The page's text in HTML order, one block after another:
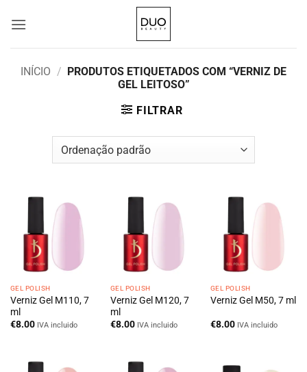
INÍCIO / PRODUTOS ETIQUETADOS COM “VERNIZ DE
GEL LEITOSO”
FILTRAR
GEL POLISH
Verniz Gel M110, 7
ml
€8.00 IVA incluido
GEL POLISH
Verniz Gel M120, 7
ml
€8.00 IVA incluido
GEL POLISH
Verniz Gel M50, 7 ml
€8.00 IVA incluido